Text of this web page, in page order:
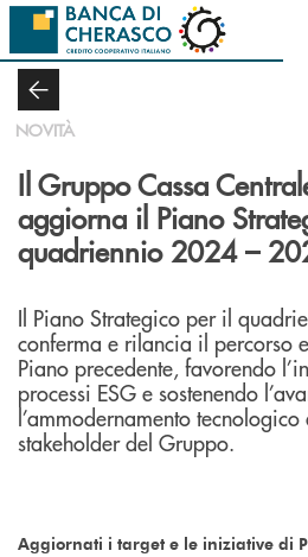
Salta al contenuto principale
NOVITÀ
Il Gruppo Cassa
aggiorna il Piano
quadriennio 2024 –
Il Piano Strategico per il
conferma e rilancia il percorso
Piano precedente, favorendo
processi ESG e sostenendo
l’ammodernamento
stakeholder del Gruppo.
Aggiornati i target e le iniziative di